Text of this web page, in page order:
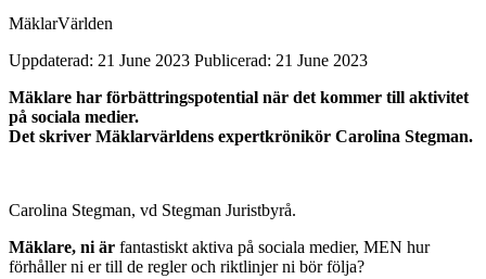
MäklarVärlden
Uppdaterad: 21 June 2023 Publicerad: 21 June 2023
Mäklare har förbättringspotential när det kommer till aktivitet
på sociala medier.
Det skriver Mäklarvärldens expertkrönikör Carolina Stegman.
Carolina Stegman, vd Stegman Juristbyrå.
Mäklare, ni är fantastiskt aktiva på sociala medier, MEN hur
förhåller ni er till de regler och riktlinjer ni bör följa?